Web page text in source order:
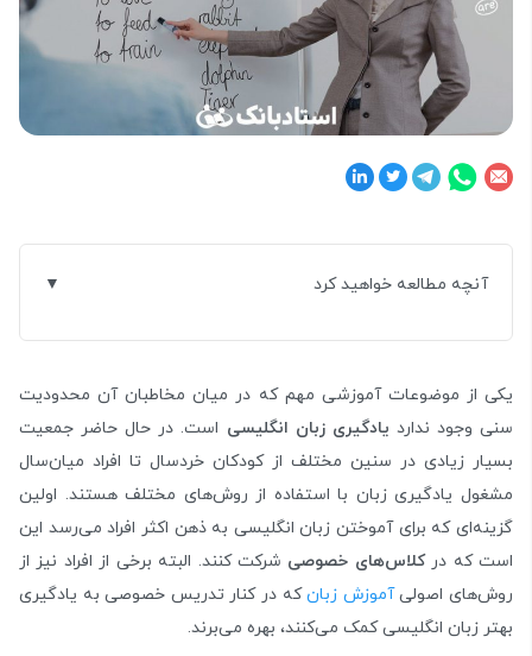
آنچه مطالعه خواهید کرد
یکی از موضوعات آموزشی مهم که در میان مخاطبان آن محدودیت
سنی وجود ندارد یادگیری زبان انگلیسی است. در حال حاضر جمعیت
بسیار زیادی در سنین مختلف از کودکان خردسال تا افراد میان‌سال
مشغول یادگیری زبان با استفاده از روش‌های مختلف هستند. اولین
گزینه‌ای که برای آموختن زبان انگلیسی به ذهن اکثر افراد می‌رسد این
است که درکلاس‌های خصوصی شرکت کنند. البته برخی از افراد نیز از
روش‌های اصولیآموزش زبانکه در کنار تدریس خصوصی به یادگیری
بهتر زبان انگلیسی کمک می‌کنند، بهره می‌برند.